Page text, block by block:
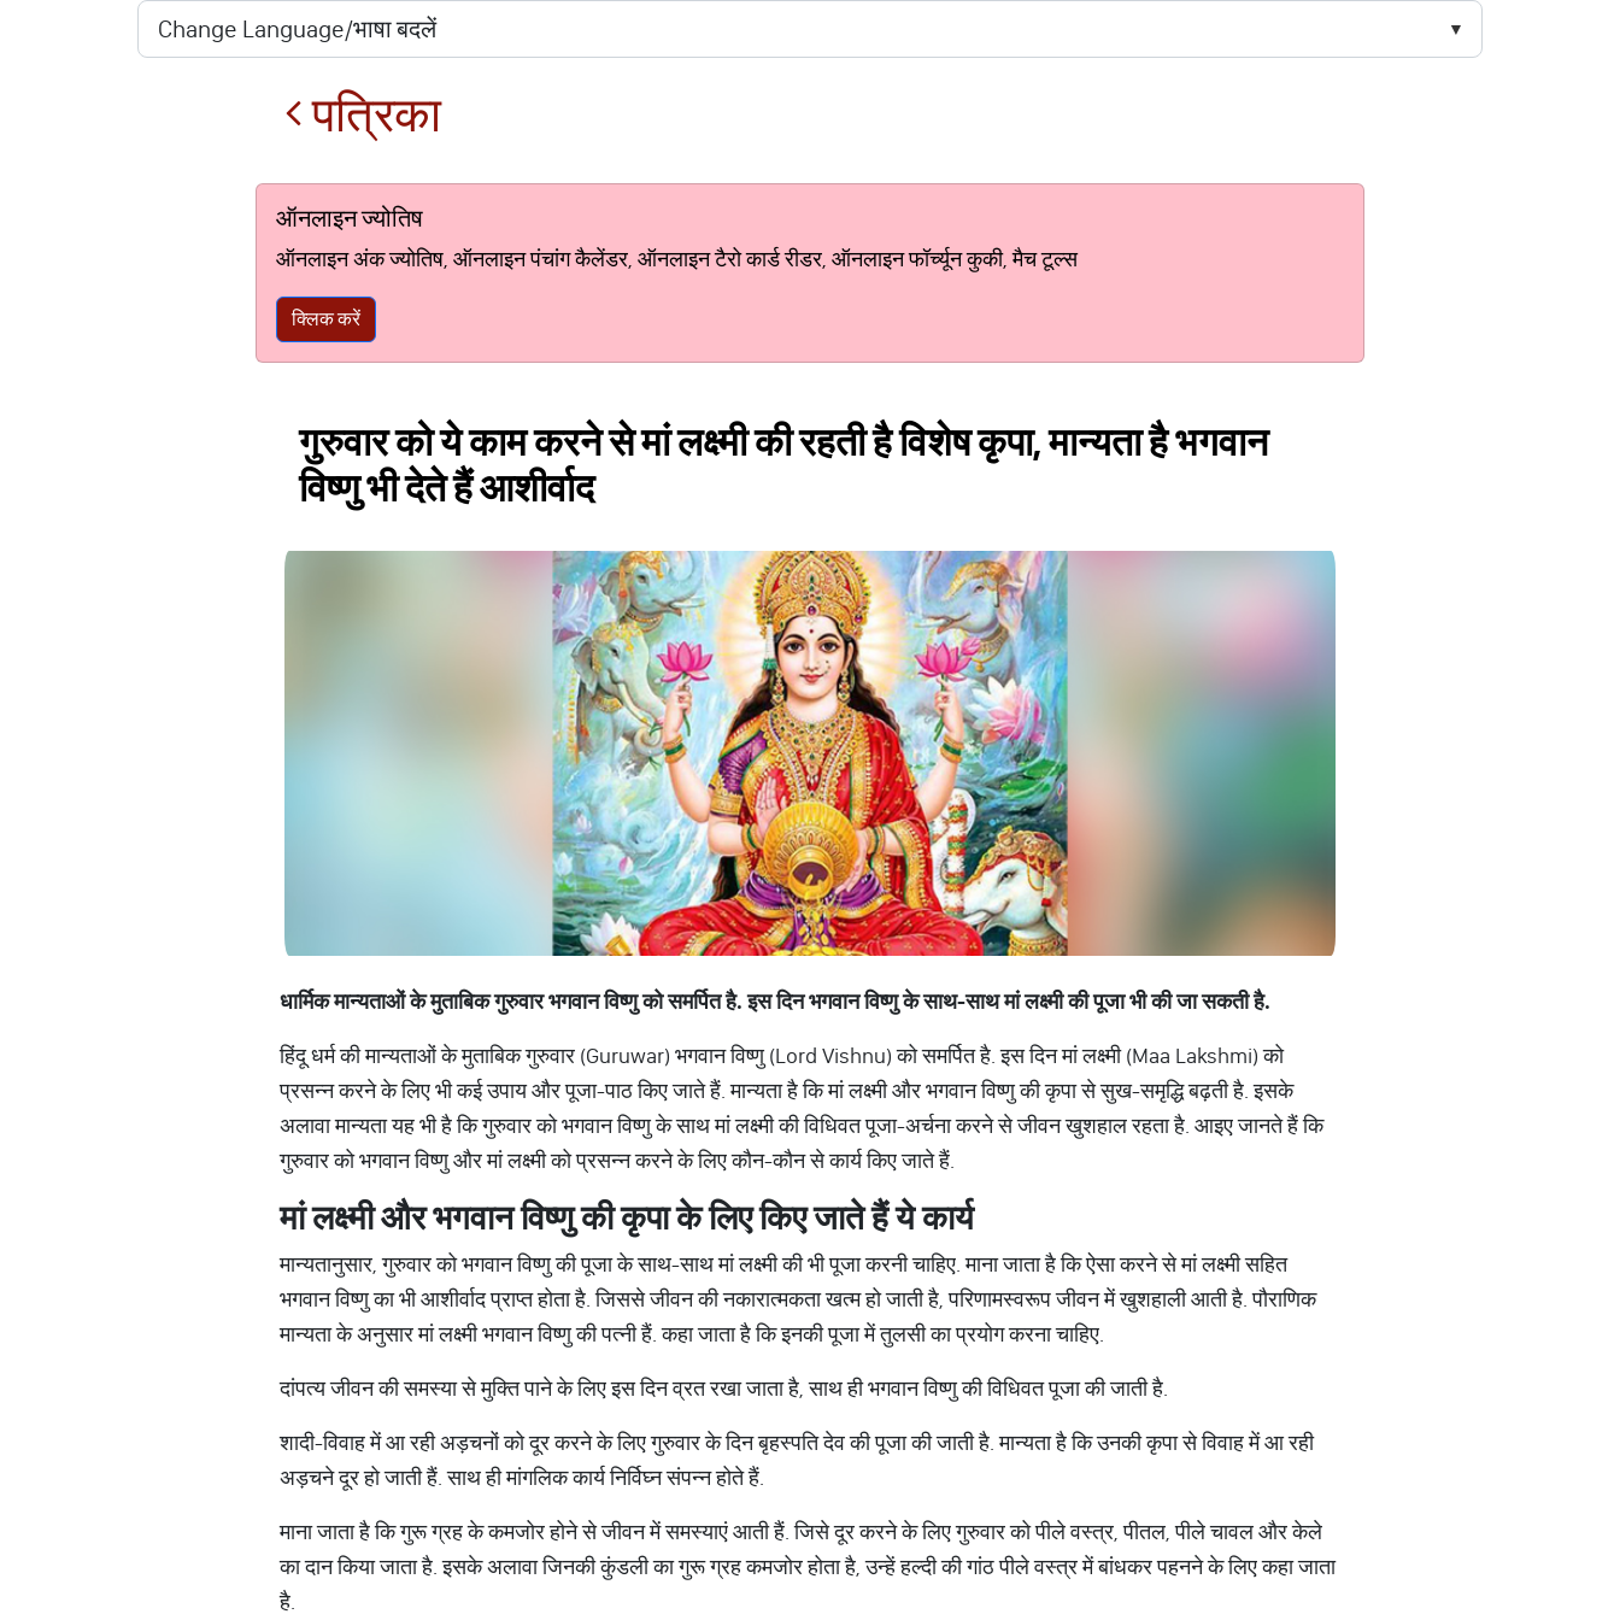
पत्रिका
ऑनलाइन ज्योतिष
ऑनलाइन अंक ज्योतिष, ऑनलाइन पंचांग कैलेंडर, ऑनलाइन टैरो कार्ड रीडर, ऑनलाइन फॉर्च्यून कुकी, मैच टूल्स
क्लिक करें
गुरुवार को ये काम करने से मां लक्ष्मी की रहती है विशेष कृपा, मान्यता है भगवान
विष्णु भी देते हैं आशीर्वाद
धार्मिकमान्यताओंकेमुताबिकगुरुवारभगवानविष्णुकोसमर्पितहै.इसदिनभगवानविष्णुकेसाथ-साथमांलक्ष्मीकीपूजाभीकीजासकतीहै.
हिंदू धर्म की मान्यताओं के मुताबिक गुरुवार (Guruwar) भगवान विष्णु (Lord Vishnu) को समर्पित है. इस दिन मां लक्ष्मी (Maa Lakshmi) को
प्रसन्न करने के लिए भी कई उपाय और पूजा-पाठ किए जाते हैं. मान्यता है कि मां लक्ष्मी और भगवान विष्णु की कृपा से सुख-समृद्धि बढ़ती है. इसके
अलावा मान्यता यह भी है कि गुरुवार को भगवान विष्णु के साथ मां लक्ष्मी की विधिवत पूजा-अर्चना करने से जीवन खुशहाल रहता है. आइए जानते हैं कि
गुरुवार को भगवान विष्णु और मां लक्ष्मी को प्रसन्न करने के लिए कौन-कौन से कार्य किए जाते हैं.
मांलक्ष्मीऔरभगवानविष्णुकीकृपाकेलिएकिएजातेहैंयेकार्य
मान्यतानुसार, गुरुवार को भगवान विष्णु की पूजा के साथ-साथ मां लक्ष्मी की भी पूजा करनी चाहिए. माना जाता है कि ऐसा करने से मां लक्ष्मी सहित
भगवान विष्णु का भी आशीर्वाद प्राप्त होता है. जिससे जीवन की नकारात्मकता खत्म हो जाती है, परिणामस्वरूप जीवन में खुशहाली आती है. पौराणिक
मान्यता के अनुसार मां लक्ष्मी भगवान विष्णु की पत्नी हैं. कहा जाता है कि इनकी पूजा में तुलसी का प्रयोग करना चाहिए.
दांपत्य जीवन की समस्या से मुक्ति पाने के लिए इस दिन व्रत रखा जाता है, साथ ही भगवान विष्णु की विधिवत पूजा की जाती है.
शादी-विवाह में आ रही अड़चनों को दूर करने के लिए गुरुवार के दिन बृहस्पति देव की पूजा की जाती है. मान्यता है कि उनकी कृपा से विवाह में आ रही
अड़चने दूर हो जाती हैं. साथ ही मांगलिक कार्य निर्विघ्न संपन्न होते हैं.
माना जाता है कि गुरू ग्रह के कमजोर होने से जीवन में समस्याएं आती हैं. जिसे दूर करने के लिए गुरुवार को पीले वस्त्र, पीतल, पीले चावल और केले
का दान किया जाता है. इसके अलावा जिनकी कुंडली का गुरू ग्रह कमजोर होता है, उन्हें हल्दी की गांठ पीले वस्त्र में बांधकर पहनने के लिए कहा जाता
है.